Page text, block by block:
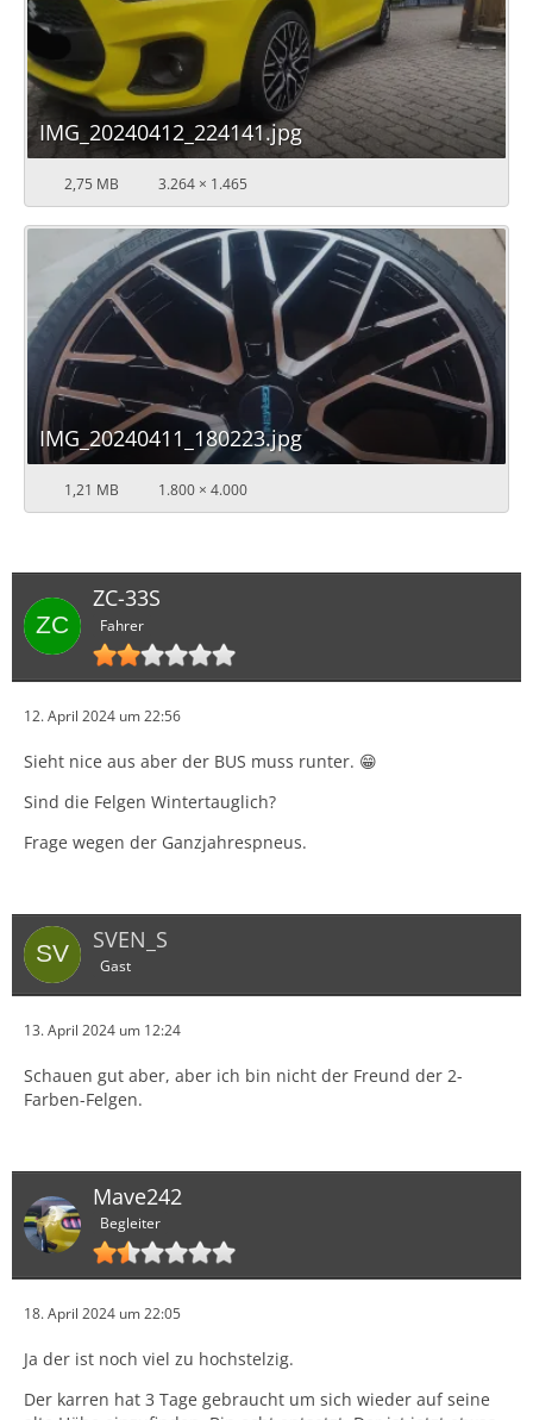
IMG_20240412_224141.jpg
2,75 MB 3.264 × 1.465
IMG_20240411_180223.jpg
1,21 MB 1.800 × 4.000
ZC-33S
Fahrer
12. April 2024 um 22:56
Sieht nice aus aber der BUS muss runter. 😁
Sind die Felgen Wintertauglich?
Frage wegen der Ganzjahrespneus.
SVEN_S
Gast
13. April 2024 um 12:24
Schauen gut aber, aber ich bin nicht der Freund der 2-
Farben-Felgen.
Mave242
Begleiter
18. April 2024 um 22:05
Ja der ist noch viel zu hochstelzig.
Der karren hat 3 Tage gebraucht um sich wieder auf seine